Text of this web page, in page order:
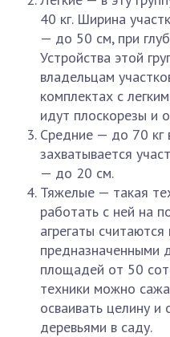
40 кг. Ширина
— до 50 см, при
Устройства этой
владельцам
комплектах с
идут плоскорезы и
Средние — до 70 кг
захватывается
— до 20 см.
Тяжелые — такая
работать с ней на
агрегаты
предназначенными
площадей от 50
техники можно
осваивать целину
деревьями в саду.